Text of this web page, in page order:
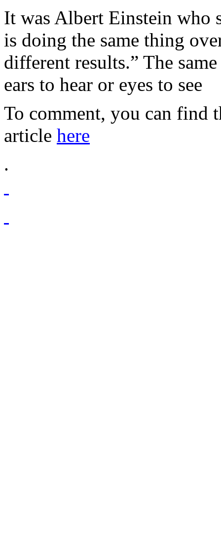
It was Albert Einstein who
is doing the same thing
different results.” The same
ears to hear or eyes to see
To comment, you can find
article here
.